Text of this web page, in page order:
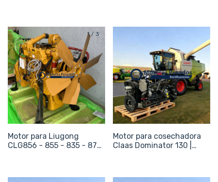
1/ 3
Motor para Liugong
CLG856 - 855 - 835 - 877 |
Motor para cosechadora
Claas Dominator 130 |